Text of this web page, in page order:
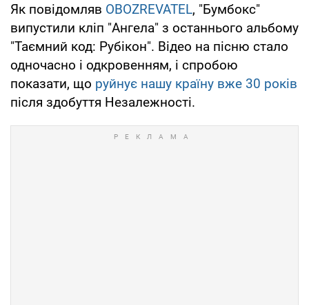
Як повідомляв OBOZREVATEL, "Бумбокс"
випустили кліп "Ангела" з останнього альбому
"Таємний код: Рубікон". Відео на пісню стало
одночасно і одкровенням, і спробою
показати, що руйнує нашу країну вже 30 років
після здобуття Незалежності.